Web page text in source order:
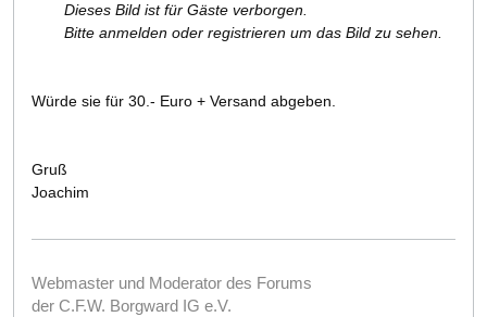
Dieses Bild ist für Gäste verborgen.
Bitte anmelden oder registrieren um das Bild zu sehen.
Würde sie für 30.- Euro + Versand abgeben.
Gruß
Joachim
Webmaster und Moderator des Forums
der C.F.W. Borgward IG e.V.